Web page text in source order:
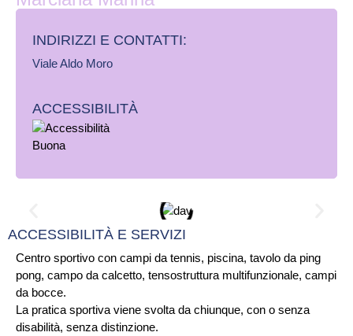
INDIRIZZI E CONTATTI:​
Viale Aldo Moro
ACCESSIBILITÀ
Centro sportivo con campi da tennis, piscina, tavolo da ping
pong, campo da calcetto, tensostruttura multifunzionale, campi
da bocce.
La pratica sportiva viene svolta da chiunque, con o senza
disabilità, senza distinzione.
ACCESSIBILITÀ E SERVIZI